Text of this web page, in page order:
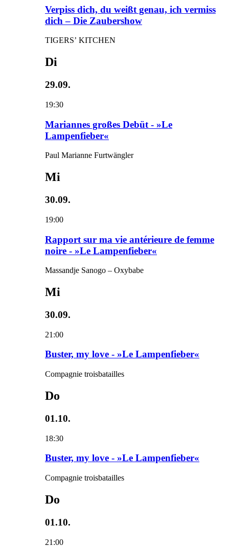
Verpiss dich, du weißt genau, ich vermiss
dich – Die Zaubershow
TIGERS’ KITCHEN
Di
29.09.
19:30
Mariannes großes Debüt - »Le
Lampenfieber«
Paul Marianne Furtwängler
Mi
30.09.
19:00
Rapport sur ma vie antérieure de femme
noire - »Le Lampenfieber«
Massandje Sanogo – Oxybabe
Mi
30.09.
21:00
Buster, my love - »Le Lampenfieber«
Compagnie troisbatailles
Do
01.10.
18:30
Buster, my love - »Le Lampenfieber«
Compagnie troisbatailles
Do
01.10.
21:00